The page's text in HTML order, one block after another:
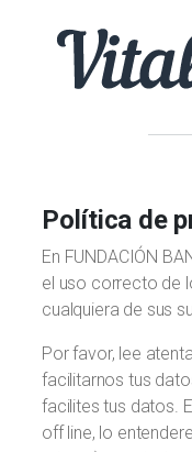
Política de
En FUNDACIÓN
el uso correcto de
cualquiera de sus
Por favor, lee
facilitarnos tus
facilites tus datos.
off line, lo